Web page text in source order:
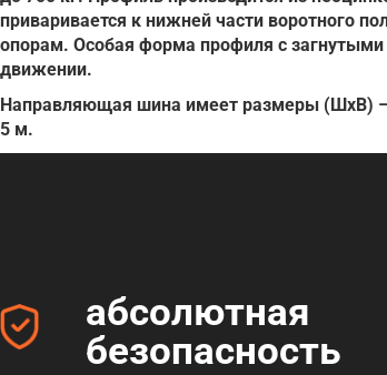
приваривается к нижней части воротного
опорам. Особая форма профиля с загнутыми
движении.
Направляющая шина имеет размеры (ШхВ)
5 м.
абсолютная
безопасность